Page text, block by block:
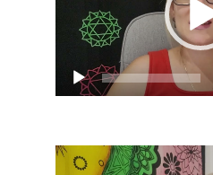
Video